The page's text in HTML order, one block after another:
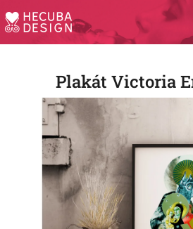
na
obsah
Plakát Victoria